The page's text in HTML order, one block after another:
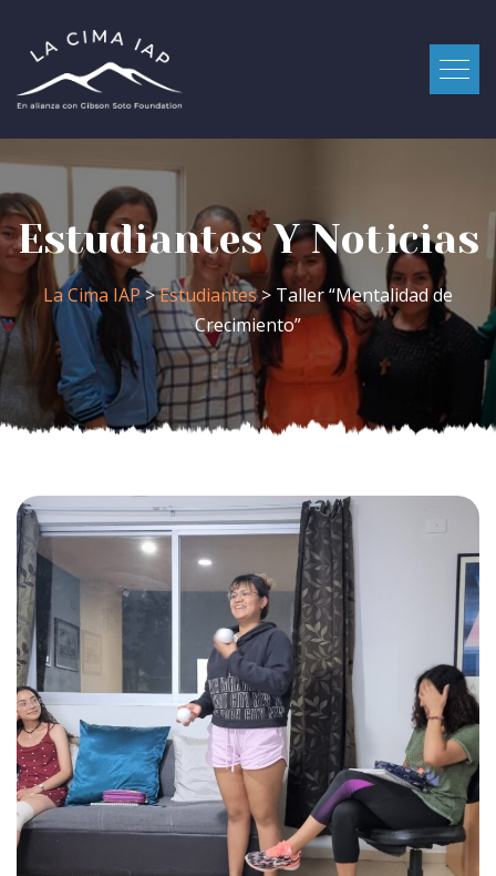
Estudiantes Y Noticias
La Cima IAP>Estudiantes> Taller “Mentalidad de
Crecimiento”